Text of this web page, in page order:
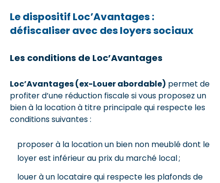
Le dispositif Loc’Avantages :
défiscaliser avec des loyers sociaux
Les conditions de Loc’Avantages
Loc’Avantages (ex-Louer abordable) permet de
profiter d’une réduction fiscale si vous proposez un
bien à la location à titre principale qui respecte les
conditions suivantes :
proposer à la location un bien non meublé dont le
loyer est inférieur au prix du marché local ;
louer à un locataire qui respecte les plafonds de